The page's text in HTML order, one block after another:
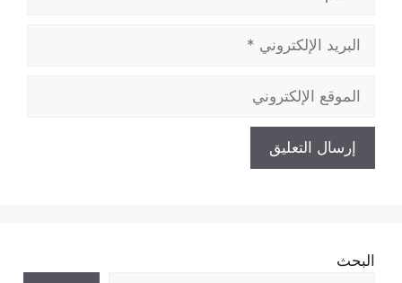
البريد
الإلكتروني
الموقع
الإلكتروني
البحث